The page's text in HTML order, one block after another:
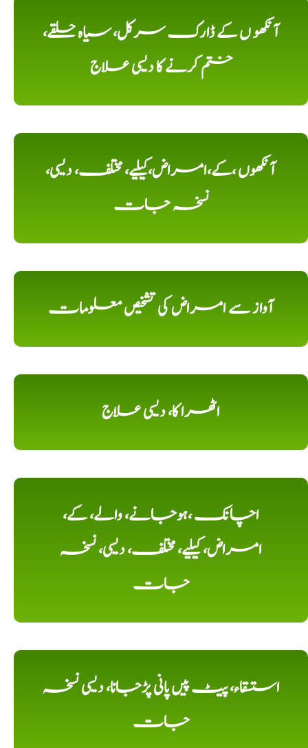
آنکھو ں کے ڈارک سرکل، سیاہ حلقے،
ختم کرنے کا دیسی علاج
آنکھوں ،کے،امراض،کیلیے، مختلف، دیسی،
نسخہ جات
آواز سے امراض کی تشخیص معلومات
اٹھرا کا، دیسی علاج
اچانک ،ہوجانے، والے، کے،
امراض، کیلیے، مختلف، دیسی، نسخہ
جات
استسقاء، پیٹ پیں پانی پڑجانا، دیسی نسخہ
جات